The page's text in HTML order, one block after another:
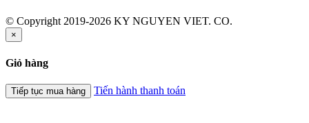
© Copyright 2019-2026 KY NGUYEN VIET. CO.
×
Giỏ hàng
Tiếp tục mua hàng Tiến hành thanh toán